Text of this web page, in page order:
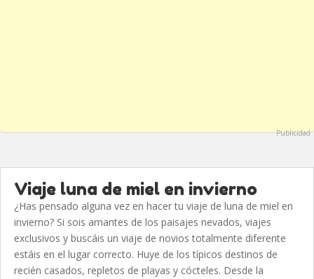
Publicidad
Viaje luna de miel en invierno
¿Has pensado alguna vez en hacer tu viaje de luna de miel en
invierno? Si sois amantes de los paisajes nevados, viajes
exclusivos y buscáis un viaje de novios totalmente diferente
estáis en el lugar correcto. Huye de los típicos destinos de
recién casados, repletos de playas y cócteles. Desde la